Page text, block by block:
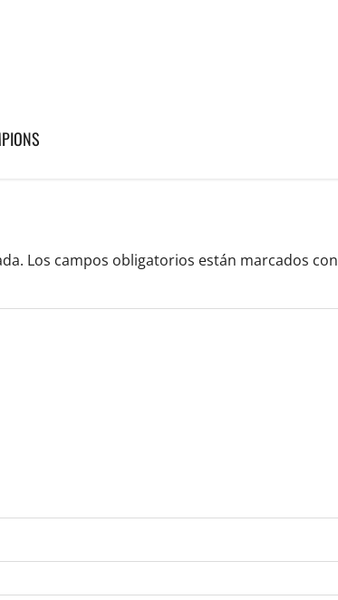
Los campos obligatorios están marcados con